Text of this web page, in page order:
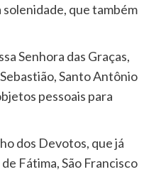
que também
Senhora das Graças,
Santo Antônio
pessoais para
dos Devotos, que já
Fátima, São Francisco